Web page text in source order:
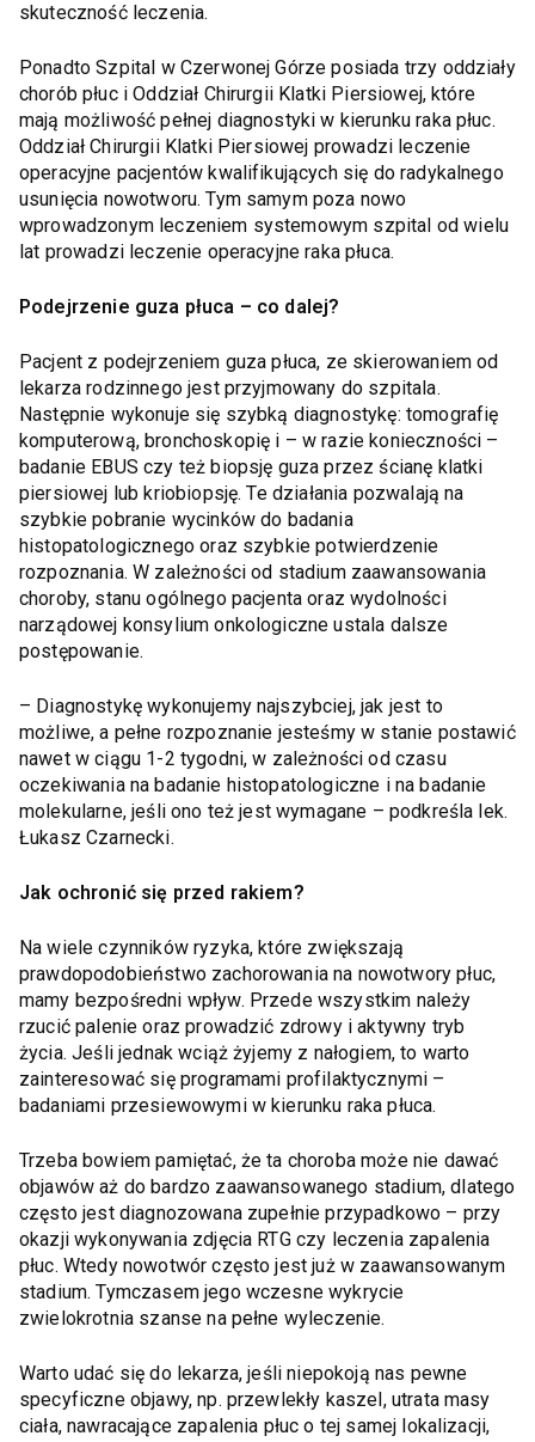
skuteczność leczenia.
Ponadto Szpital w Czerwonej Górze posiada trzy oddziały
chorób płuc i Oddział Chirurgii Klatki Piersiowej, które
mają możliwość pełnej diagnostyki w kierunku raka płuc.
Oddział Chirurgii Klatki Piersiowej prowadzi leczenie
operacyjne pacjentów kwalifikujących się do radykalnego
usunięcia nowotworu. Tym samym poza nowo
wprowadzonym leczeniem systemowym szpital od wielu
lat prowadzi leczenie operacyjne raka płuca.
Podejrzenie guza płuca – co dalej?
Pacjent z podejrzeniem guza płuca, ze skierowaniem od
lekarza rodzinnego jest przyjmowany do szpitala.
Następnie wykonuje się szybką diagnostykę: tomografię
komputerową, bronchoskopię i – w razie konieczności –
badanie EBUS czy też biopsję guza przez ścianę klatki
piersiowej lub kriobiopsję. Te działania pozwalają na
szybkie pobranie wycinków do badania
histopatologicznego oraz szybkie potwierdzenie
rozpoznania. W zależności od stadium zaawansowania
choroby, stanu ogólnego pacjenta oraz wydolności
narządowej konsylium onkologiczne ustala dalsze
postępowanie.
– Diagnostykę wykonujemy najszybciej, jak jest to
możliwe, a pełne rozpoznanie jesteśmy w stanie postawić
nawet w ciągu 1-2 tygodni, w zależności od czasu
oczekiwania na badanie histopatologiczne i na badanie
molekularne, jeśli ono też jest wymagane – podkreśla lek.
Łukasz Czarnecki.
Jak ochronić się przed rakiem?
Na wiele czynników ryzyka, które zwiększają
prawdopodobieństwo zachorowania na nowotwory płuc,
mamy bezpośredni wpływ. Przede wszystkim należy
rzucić palenie oraz prowadzić zdrowy i aktywny tryb
życia. Jeśli jednak wciąż żyjemy z nałogiem, to warto
zainteresować się programami profilaktycznymi –
badaniami przesiewowymi w kierunku raka płuca.
Trzeba bowiem pamiętać, że ta choroba może nie dawać
objawów aż do bardzo zaawansowanego stadium, dlatego
często jest diagnozowana zupełnie przypadkowo – przy
okazji wykonywania zdjęcia RTG czy leczenia zapalenia
płuc. Wtedy nowotwór często jest już w zaawansowanym
stadium. Tymczasem jego wczesne wykrycie
zwielokrotnia szanse na pełne wyleczenie.
Warto udać się do lekarza, jeśli niepokoją nas pewne
specyficzne objawy, np. przewlekły kaszel, utrata masy
ciała, nawracające zapalenia płuc o tej samej lokalizacji,